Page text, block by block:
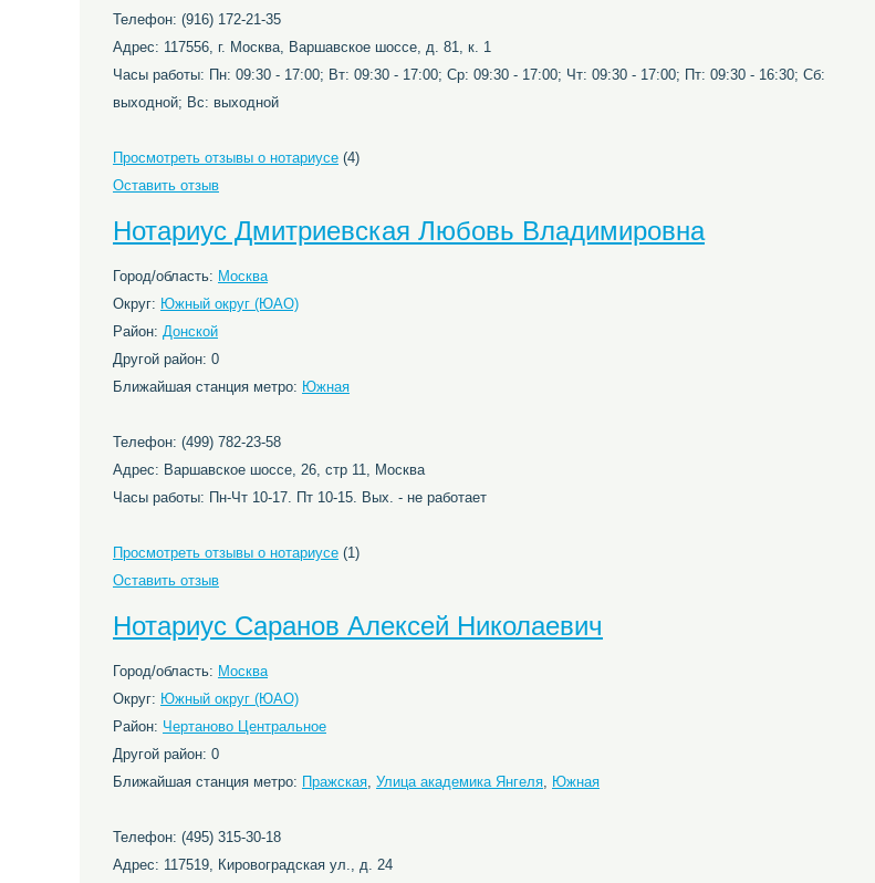
Телефон: (916) 172-21-35
Адрес: 117556, г. Москва, Варшавское шоссе, д. 81, к. 1
Часы работы: Пн: 09:30 - 17:00; Вт: 09:30 - 17:00; Ср: 09:30 - 17:00; Чт: 09:30 - 17:00; Пт: 09:30 - 16:30; Сб:
выходной; Вс: выходной
Просмотреть отзывы о нотариусе (4)
Оставить отзыв
Нотариус Дмитриевская Любовь Владимировна
Город/область: Москва
Округ: Южный округ (ЮАО)
Район: Донской
Другой район: 0
Ближайшая станция метро: Южная
Телефон: (499) 782-23-58
Адрес: Варшавское шоссе, 26, стр 11, Москва
Часы работы: Пн-Чт 10-17. Пт 10-15. Вых. - не работает
Просмотреть отзывы о нотариусе (1)
Оставить отзыв
Нотариус Саранов Алексей Николаевич
Город/область: Москва
Округ: Южный округ (ЮАО)
Район: Чертаново Центральное
Другой район: 0
Ближайшая станция метро: Пражская, Улица академика Янгеля, Южная
Телефон: (495) 315-30-18
Адрес: 117519, Кировоградская ул., д. 24